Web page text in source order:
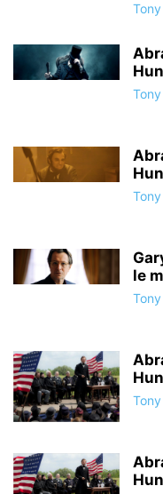
Tony
Tony
Tony
le
Tony
Tony